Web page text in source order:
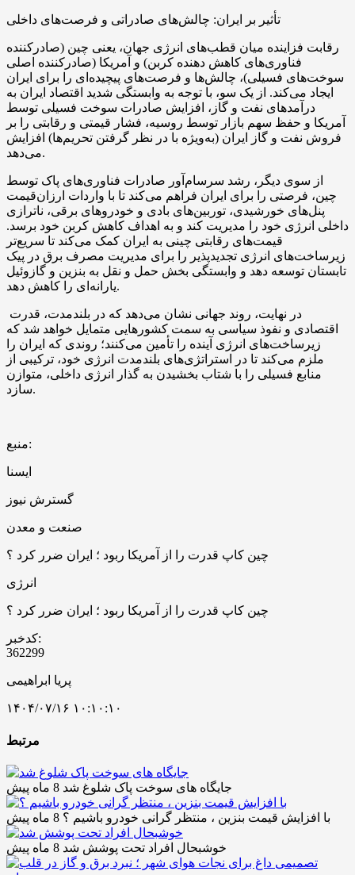
تأثیر بر ایران: چالش‌های صادراتی و فرصت‌های داخلی
رقابت فزاینده میان قطب‌های انرژی جهان، یعنی چین (صادرکننده
فناوری‌های کاهش دهنده کربن) و آمریکا (صادرکننده اصلی
سوخت‌های فسیلی)، چالش‌ها و فرصت‌های پیچیده‌ای را برای ایران
ایجاد می‌کند. از یک سو، با توجه به وابستگی شدید اقتصاد ایران به
درآمدهای نفت و گاز، افزایش صادرات سوخت فسیلی توسط
آمریکا و حفظ سهم بازار توسط روسیه، فشار قیمتی و رقابتی را بر
فروش نفت و گاز ایران (به‌ویژه با در نظر گرفتن تحریم‌ها) افزایش
می‌دهد.
از سوی دیگر، رشد سرسام‌آور صادرات فناوری‌های پاک توسط
چین، فرصتی را برای ایران فراهم می‌کند تا با واردات ارزان‌قیمت
پنل‌های خورشیدی، توربین‌های بادی و خودروهای برقی، ناترازی
داخلی انرژی خود را مدیریت کند و به اهداف کاهش کربن خود برسد.
قیمت‌های رقابتی چینی به ایران کمک می‌کند تا سریع‌تر
زیرساخت‌های انرژی تجدیدپذیر را برای مدیریت مصرف برق در پیک
تابستان توسعه دهد و وابستگی بخش حمل و نقل به بنزین و گازوئیل
یارانه‌ای را کاهش دهد.
اقتصادی و نفوذ سیاسی به سمت کشورهایی متمایل خواهد شد که
زیرساخت‌های انرژی آینده را تأمین می‌کنند؛ روندی که ایران را
ملزم می‌کند تا در استراتژی‌های بلندمدت انرژی خود، ترکیبی از
منابع فسیلی را با شتاب بخشیدن به گذار انرژی داخلی، متوازن
سازد.
منبع:
ايسنا
گسترش نیوز
صنعت و معدن
چین کاپ قدرت را از آمریکا ربود ؛ ایران ضرر کرد ؟
انرژی
چین کاپ قدرت را از آمریکا ربود ؛ ایران ضرر کرد ؟
کدخبر:
362299
پریا ابراهیمی
۱۴۰۴/۰۷/۱۶ ۱۰:۱۰:۱۰
مرتبط
جایگاه های سوخت پاک شلوغ شد 8 ماه پیش
با افزایش قیمت بنزین ، منتظر گرانی خودرو باشیم ؟ 8 ماه پیش
خوشبحال افراد تحت پوشش شد 8 ماه پیش